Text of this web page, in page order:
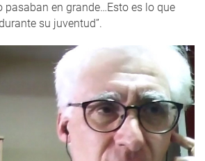
pasaban en grande…Esto es lo que
su juventud”.